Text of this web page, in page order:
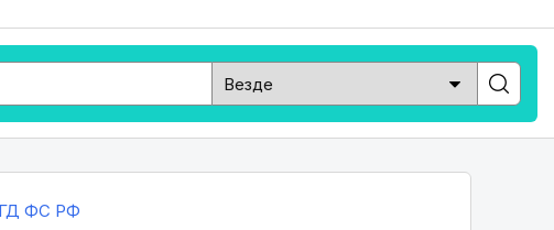
ГД ФС РФ